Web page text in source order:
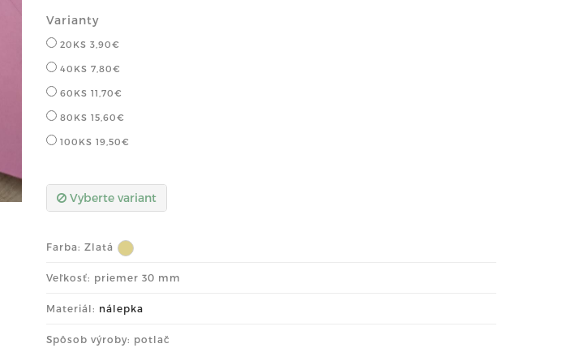
Varianty
20KS 3,90€
40KS 7,80€
60KS 11,70€
80KS 15,60€
100KS 19,50€
Vyberte variant
Farba: Zlatá
Veľkosť: priemer 30 mm
Materiál: nálepka
Spôsob výroby: potlač